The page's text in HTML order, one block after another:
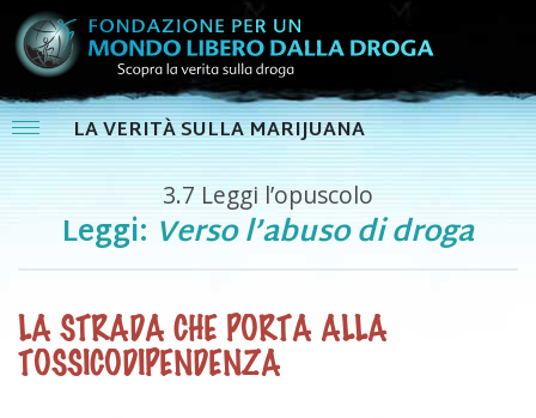
LA VERITÀ SULLA MARIJUANA
3.7 Leggi l’opuscolo
Leggi: Verso l’abuso di droga
LA STRADA CHE PORTA ALLA
TOSSICODIPENDENZA